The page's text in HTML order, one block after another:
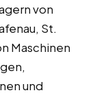
von
St.
Maschinen
und